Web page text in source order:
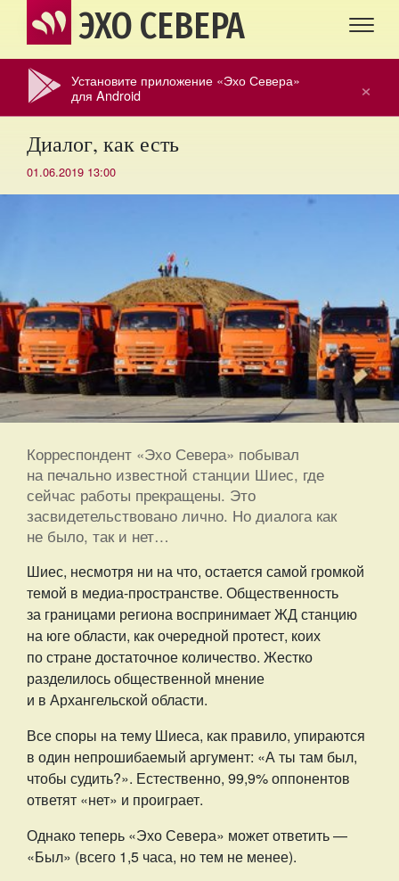
ЭХО СЕВЕРА
×
Установите приложение «Эхо Севера»
для Android
Диалог, как есть
01.06.2019 13:00
Корреспондент «Эхо Севера» побывал
на печально известной станции Шиес, где
сейчас работы прекращены. Это
засвидетельствовано лично. Но диалога как
не было, так и нет…
Шиес, несмотря ни на что, остается самой громкой
темой в медиа-пространстве. Общественность
за границами региона воспринимает ЖД станцию
на юге области, как очередной протест, коих
по стране достаточное количество. Жестко
разделилось общественной мнение
и в Архангельской области.
Все споры на тему Шиеса, как правило, упираются
в один непрошибаемый аргумент: «А ты там был,
чтобы судить?». Естественно, 99,9% оппонентов
ответят «нет» и проиграет.
Однако теперь «Эхо Севера» может ответить —
«Был» (всего 1,5 часа, но тем не менее).